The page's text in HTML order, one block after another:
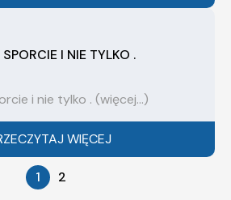
I NIE TYLKO .
i nie tylko . (więcej…)
WIĘCEJ
1 2